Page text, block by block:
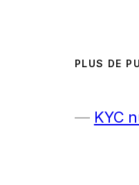
PLUS DE
KYC